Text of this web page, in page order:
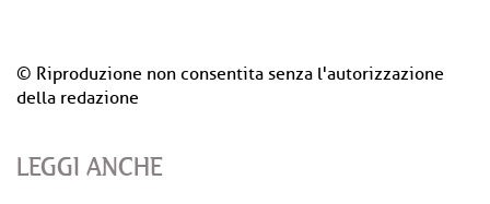
© Riproduzione non consentita senza l'autorizzazione
della redazione
LEGGI ANCHE